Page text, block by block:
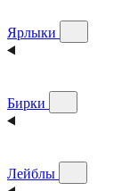
Ярлыки
Бирки
Лейблы